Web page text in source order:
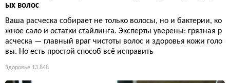
ых волос
Ваша расческа собирает не только волосы, но и бактерии, ко
жное сало и остатки стайлинга. Эксперты уверены: грязная р
асческа — главный враг чистоты волос и здоровья кожи голо
вы. Но есть простой способ всё исправить
Здоровье 13 848